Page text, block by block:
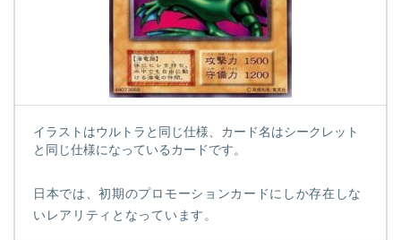
イラストはウルトラと同じ仕様、カード名はシークレット
と同じ仕様になっているカードです。
日本では、初期のプロモーションカードにしか存在しな
いレアリティとなっています。